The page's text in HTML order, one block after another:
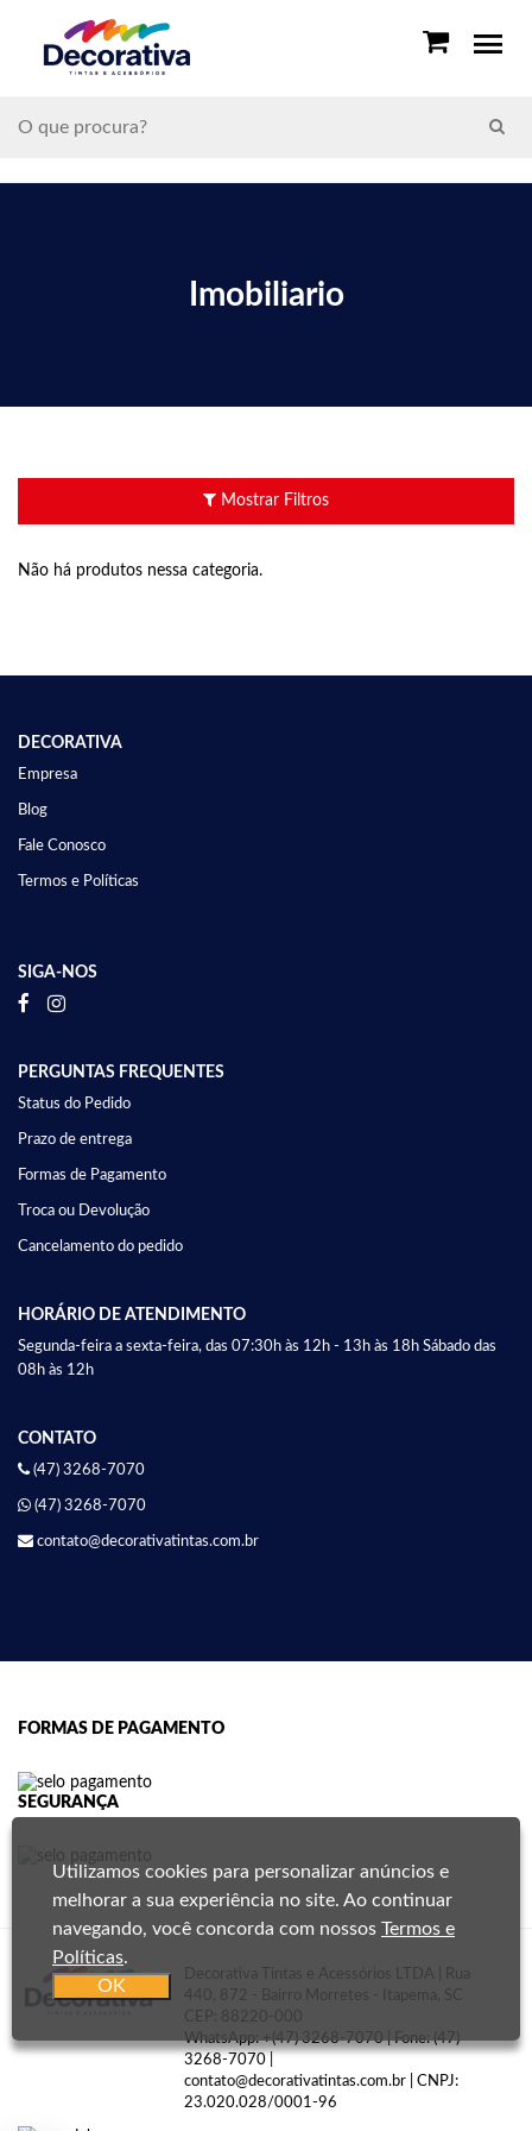
Imobiliario
Mostrar Filtros
Não há produtos nessa categoria.
DECORATIVA
Empresa
Blog
Fale Conosco
Termos e Políticas
SIGA-NOS
PERGUNTAS FREQUENTES
Status do Pedido
Prazo de entrega
Formas de Pagamento
Troca ou Devolução
Cancelamento do pedido
HORÁRIO DE ATENDIMENTO
Segunda-feira a sexta-feira, das 07:30h às 12h - 13h às 18h Sábado das
08h às 12h
CONTATO
(47) 3268-7070
(47) 3268-7070
contato@decorativatintas.com.br
FORMAS DE PAGAMENTO
SEGURANÇA
Decorativa Tintas e Acessórios LTDA | Rua
440, 872 - Bairro Morretes - Itapema, SC
CEP: 88220-000
WhatsApp:+(47) 3268-7070| Fone: (47)
3268-7070 |
contato@decorativatintas.com.br | CNPJ:
23.020.028/0001-96
Utilizamos cookies para personalizar anúncios e
melhorar a sua experiência no site. Ao continuar
navegando, você concorda com nossos Termos e
Políticas.
OK